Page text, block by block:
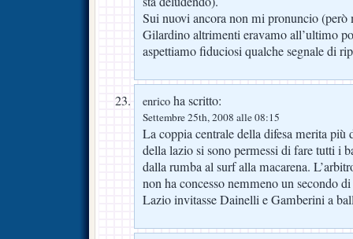
Sui nuovi ancora non mi pronuncio (però
Gilardino altrimenti eravamo all’ultimo
aspettiamo fiduciosi qualche segnale di
enrico ha scritto:
Settembre 25th, 2008 alle 08:15
La coppia centrale della difesa merita più
della lazio si sono permessi di fare tutti i
dalla rumba al surf alla macarena.
non ha concesso nemmeno un secondo
Lazio invitasse Dainelli e Gamberini a